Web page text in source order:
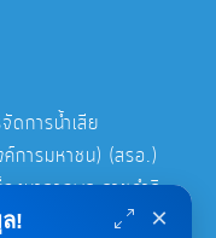
ดการน้ำเสีย
การมหาชน) (สรอ.)
งมาจากพระราชดำริ
! ×